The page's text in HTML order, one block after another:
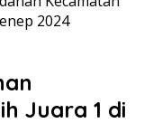
2024
Juara 1 di